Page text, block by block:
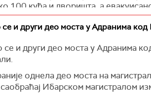
вода као изненађење, јер у самом
кише. Вода је дошла са оближњих
је ово сад онај додатак на штете
Има значајних оштећења
казао је Бојан
службе остају на местима.
100 кућа и дворишта, а
поплавиле су и подруским
клиничком центру, у ком
отклањају последице.
установе су саопштили
режиму, што, како кажу,
стања. Очекују да ће од
и други део моста у Адранима
и други део моста у Адранима
однела део моста на
Ибарском магистралом